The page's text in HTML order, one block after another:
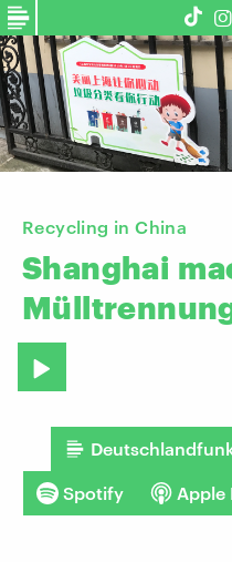
Recycling in China
Shanghai
Spotify Apple